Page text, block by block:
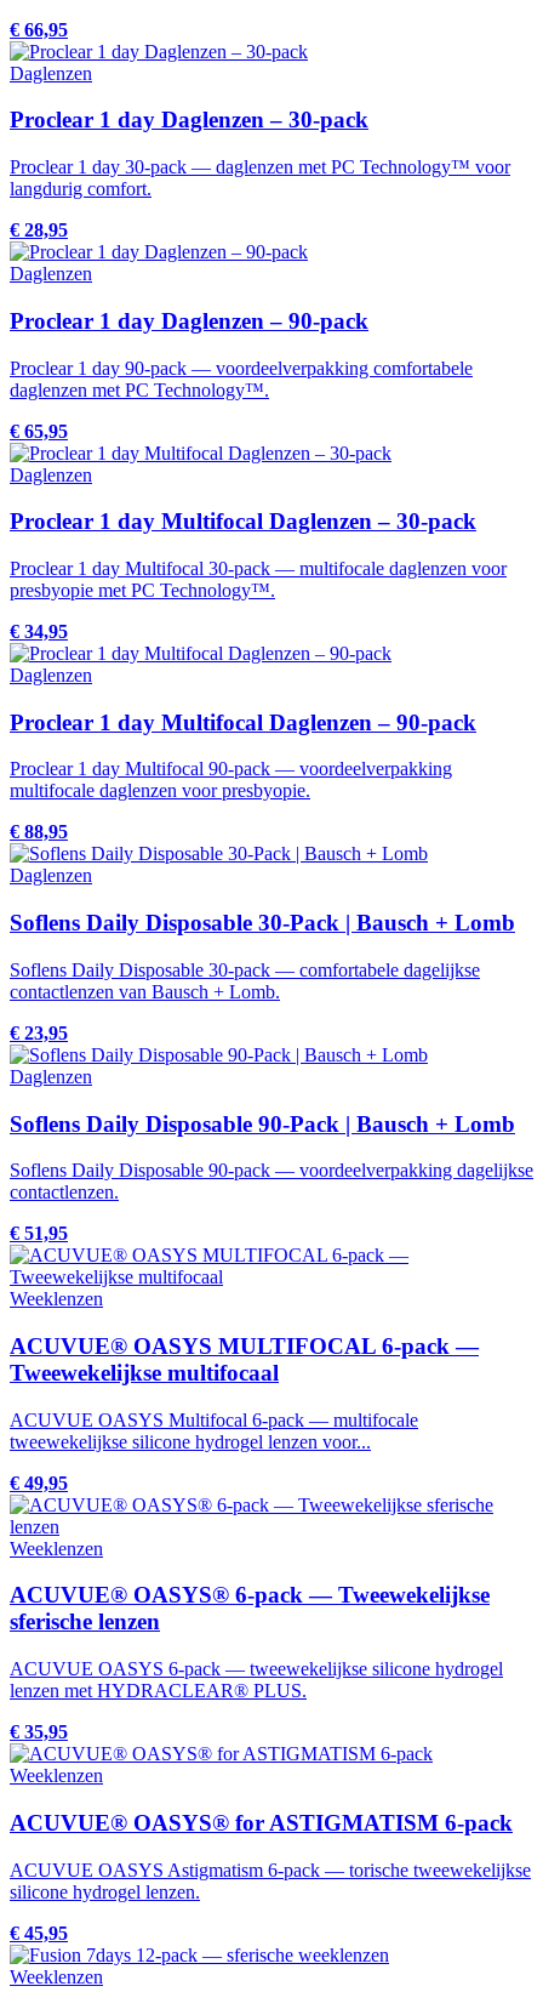
€ 66,95
Daglenzen
Proclear 1 day Daglenzen – 30-pack
Proclear 1 day 30-pack — daglenzen met PC Technology™ voor
langdurig comfort.
€ 28,95
Daglenzen
Proclear 1 day Daglenzen – 90-pack
Proclear 1 day 90-pack — voordeelverpakking comfortabele
daglenzen met PC Technology™.
€ 65,95
Daglenzen
Proclear 1 day Multifocal Daglenzen – 30-pack
Proclear 1 day Multifocal 30-pack — multifocale daglenzen voor
presbyopie met PC Technology™.
€ 34,95
Daglenzen
Proclear 1 day Multifocal Daglenzen – 90-pack
Proclear 1 day Multifocal 90-pack — voordeelverpakking
multifocale daglenzen voor presbyopie.
€ 88,95
Daglenzen
Soflens Daily Disposable 30-Pack | Bausch + Lomb
Soflens Daily Disposable 30-pack — comfortabele dagelijkse
contactlenzen van Bausch + Lomb.
€ 23,95
Daglenzen
Soflens Daily Disposable 90-Pack | Bausch + Lomb
Soflens Daily Disposable 90-pack — voordeelverpakking dagelijkse
contactlenzen.
€ 51,95
Weeklenzen
ACUVUE® OASYS MULTIFOCAL 6-pack —
Tweewekelijkse multifocaal
ACUVUE OASYS Multifocal 6-pack — multifocale
tweewekelijkse silicone hydrogel lenzen voor...
€ 49,95
Weeklenzen
ACUVUE® OASYS® 6-pack — Tweewekelijkse
sferische lenzen
ACUVUE OASYS 6-pack — tweewekelijkse silicone hydrogel
lenzen met HYDRACLEAR® PLUS.
€ 35,95
Weeklenzen
ACUVUE® OASYS® for ASTIGMATISM 6-pack
ACUVUE OASYS Astigmatism 6-pack — torische tweewekelijkse
silicone hydrogel lenzen.
€ 45,95
Weeklenzen